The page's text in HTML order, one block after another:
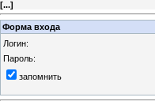
[...]
Форма входа
Логин:
Пароль:
запомнить